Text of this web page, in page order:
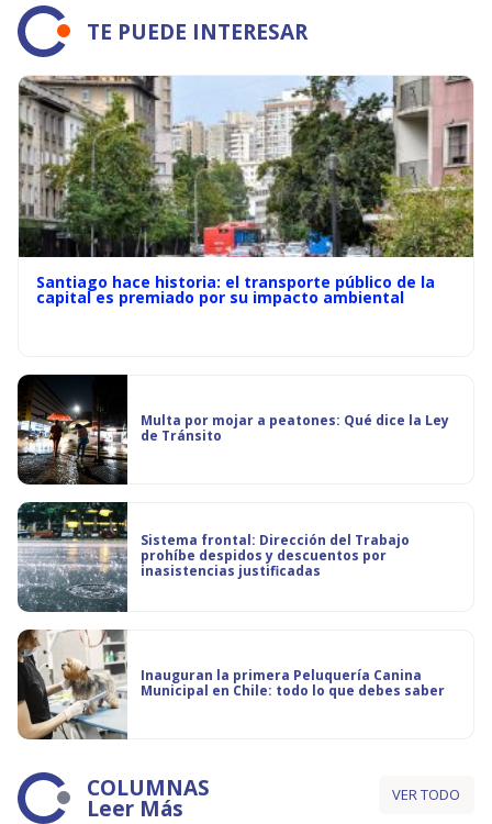
TE PUEDE INTERESAR
Santiago hace historia: el transporte público de la
capital es premiado por su impacto ambiental
Multa por mojar a peatones: Qué dice la Ley
de Tránsito
Sistema frontal: Dirección del Trabajo
prohíbe despidos y descuentos por
inasistencias justificadas
Inauguran la primera Peluquería Canina
Municipal en Chile: todo lo que debes saber
COLUMNAS
Leer Más VER TODO